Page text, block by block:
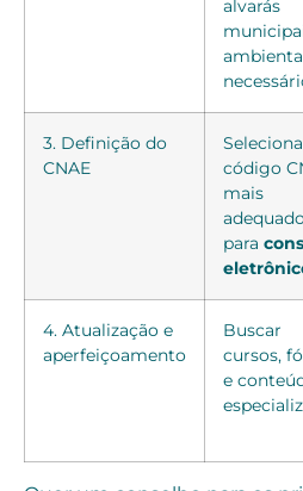
alvarás
3. Definição do
CNAE
código
mais
para
4. Atualização e
aperfeiçoamento
Buscar
cursos,
e